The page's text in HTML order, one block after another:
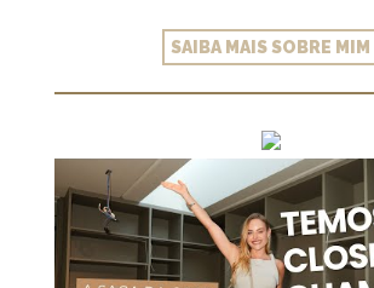
SAIBA MAIS SOBRE MIM